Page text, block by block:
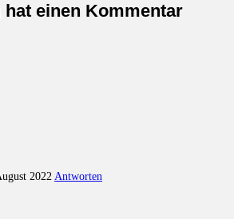
einen Kommentar
2022 Antworten